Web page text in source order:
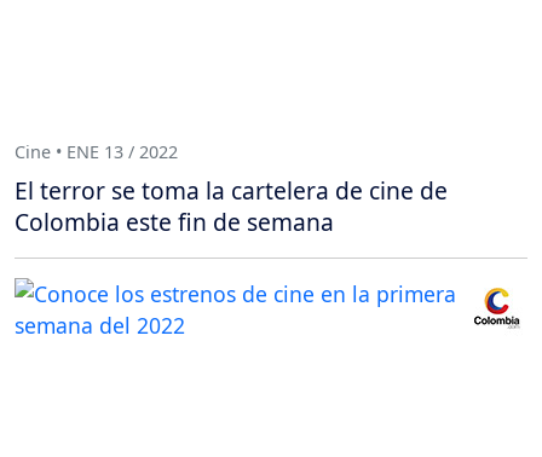
Cine • ENE 13 / 2022
El terror se toma la cartelera de cine de
Colombia este fin de semana